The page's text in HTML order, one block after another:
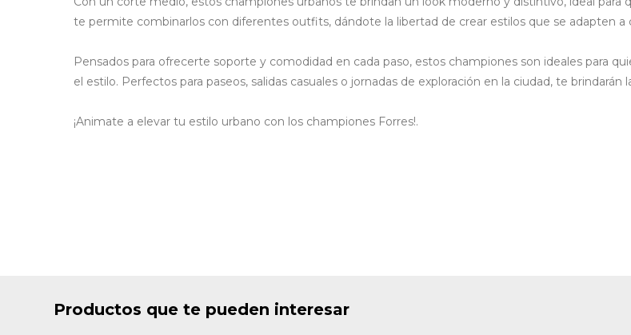
te permite combinarlos con diferentes outfits, dándote la libertad de crear estilos que se adapten a
Pensados para ofrecerte soporte y comodidad en cada paso, estos championes son ideales para
el estilo. Perfectos para paseos, salidas casuales o jornadas de exploración en la ciudad, te brindarán
¡Animate a elevar tu estilo urbano con los championes Forres!.
Productos que te pueden interesar